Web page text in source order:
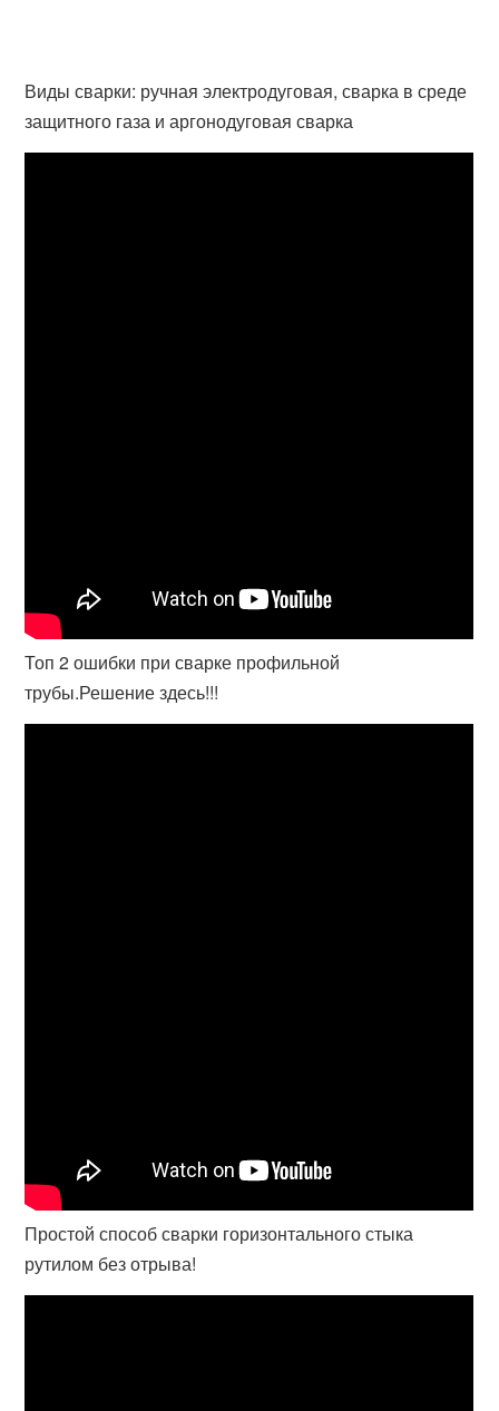
Виды сварки: ручная электродуговая, сварка в среде
защитного газа и аргонодуговая сварка
Топ 2 ошибки при сварке профильной
трубы.Решение здесь!!!
Простой способ сварки горизонтального стыка
рутилом без отрыва!